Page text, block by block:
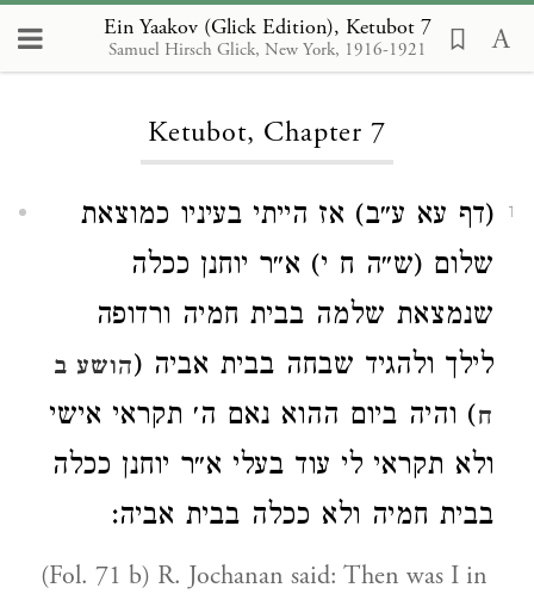
Ein Yaakov (Glick Edition), Ketubot 7
Samuel Hirsch Glick, New York, 1916-1921
Loading...
Ketubot, Chapter 7
1
(דף עא ע״ב) אז הייתי בעיניו כמוצאת
שלום (ש״ה ח י) א״ר יוחנן ככלה
שנמצאת שלמה בבית חמיה ורדופה
לילך ולהגיד שבחה בבית אביה (הושע ב
ח) והיה ביום ההוא נאם ה׳ תקראי אישי
ולא תקראי לי עוד בעלי א״ר יוחנן ככלה
בבית חמיה ולא ככלה בבית אביה:
(Fol. 71 b) R. Jochanan said: Then was I in